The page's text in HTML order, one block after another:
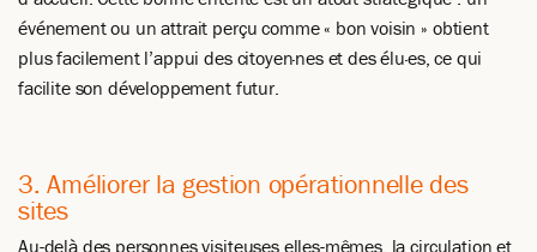
événement ou un attrait perçu comme « bon voisin » obtient
plus facilement l’appui des citoyen·nes et des élu·es, ce qui
facilite son développement futur.
3. Améliorer la gestion opérationnelle des
sites
Au-delà des personnes visiteuses elles-mêmes, la circulation et